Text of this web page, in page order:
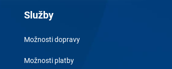
Služby
Možnosti dopravy
Možnosti platby